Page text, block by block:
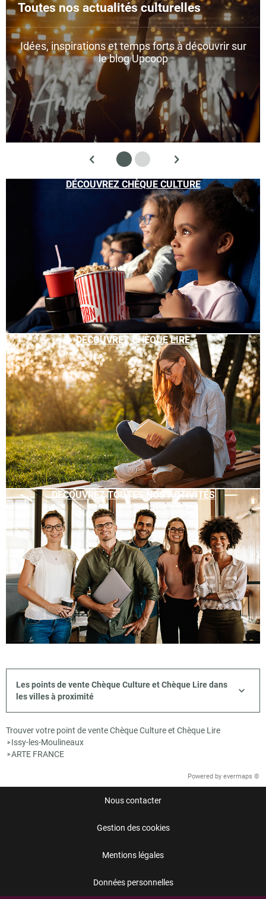
Toutes nos actualités culturelles
Idées, inspirations et temps forts à découvrir sur
le blog Upcoop
DÉCOUVREZ CHÈQUE CULTURE
DÉCOUVREZ CHÈQUE LIRE
DÉCOUVREZ TOUTES NOS ACTIVITÉS
Les points de vente Chèque Culture et Chèque Lire dans
les villes à proximité
Trouver votre point de vente Chèque Culture et Chèque Lire
> Issy-les-Moulineaux
>ARTE FRANCE
Powered by evermaps ©
Nous contacter
Gestion des cookies
Mentions légales
Données personnelles